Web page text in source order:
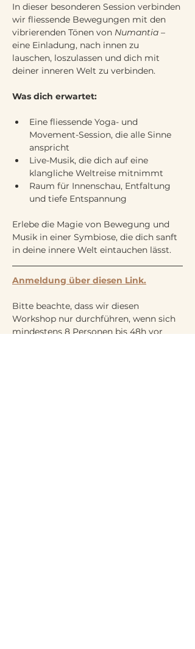
In dieser besonderen Session verbinden
wir fliessende Bewegungen mit den
vibrierenden Tönen von Numantia –
eine Einladung, nach innen zu
lauschen, loszulassen und dich mit
deiner inneren Welt zu verbinden.
Was dich erwartet:
Eine fliessende Yoga- und
Movement-Session, die alle Sinne
anspricht
Live-Musik, die dich auf eine
klangliche Weltreise mitnimmt
Raum für Innenschau, Entfaltung
und tiefe Entspannung
Erlebe die Magie von Bewegung und
Musik in einer Symbiose, die dich sanft
in deine innere Welt eintauchen lässt.
Anmeldung über diesen Link.
Bitte beachte, dass wir diesen
Workshop nur durchführen, wenn sich
mindestens 8 Personen bis 48h vor